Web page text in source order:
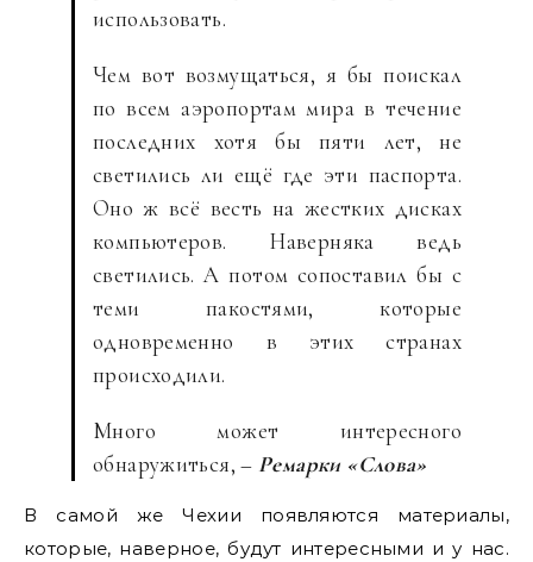
использовать.
Чем вот возмущаться, я бы поискал
по всем аэропортам мира в течение
последних хотя бы пяти лет, не
светились ли ещё где эти паспорта.
Оно ж всё весть на жестких дисках
компьютеров. Наверняка ведь
светились. А потом сопоставил бы с
теми пакостями, которые
одновременно в этих странах
происходили.
Много может интересного
обнаружиться, – Ремарки «Слова»
В самой же Чехии появляются материалы,
которые, наверное, будут интересными и у нас.